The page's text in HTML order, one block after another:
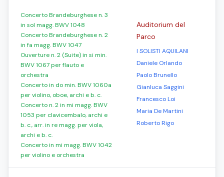
Concerto Brandeburghese n. 3
in sol magg. BWV 1048
Concerto Brandeburghese n. 2
in fa magg. BWV 1047
Ouverture n. 2 (Suite) in si min.
BWV 1067 per flauto e
orchestra
Concerto in do min. BWV 1060a
per violino, oboe, archi e b. c.
Concerto n. 2 in mi magg. BWV
1053 per clavicembalo, archi e
b. c., arr. in re magg. per viola,
archi e b. c.
Concerto in mi magg. BWV 1042
per violino e orchestra
Auditorium del
Parco
I SOLISTI AQUILANI
Daniele Orlando
Paolo Brunello
Gianluca Saggini
Francesco Loi
Maria De Martini
Roberto Rigo